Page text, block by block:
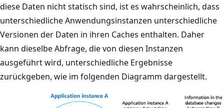
diese Daten nicht statisch sind, ist es wahrscheinlich, dass
unterschiedliche Anwendungsinstanzen unterschiedliche
Versionen der Daten in ihren Caches enthalten. Daher
kann dieselbe Abfrage, die von diesen Instanzen
ausgeführt wird, unterschiedliche Ergebnisse
zurückgeben, wie im folgenden Diagramm dargestellt.